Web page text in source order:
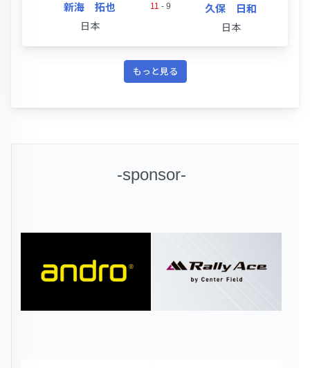
新海 拓也
日本
11 - 9 久保 日和
日本
もっと見る
-sponsor-